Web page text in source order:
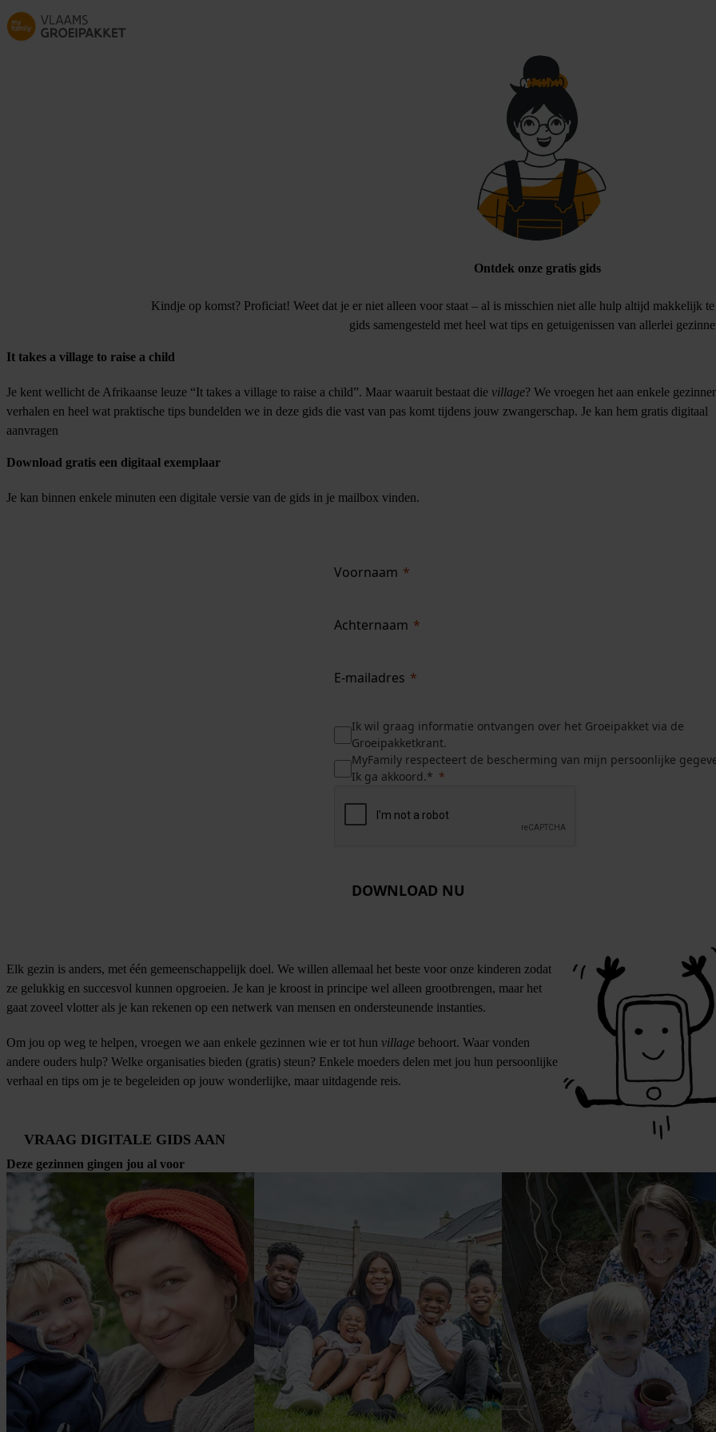
Skip to main content
Ontdek onze gratis gids
Kindje op komst? Proficiat! Weet dat je er niet alleen voor staat – al is misschien niet alle hulp altijd makkelijk
gids samengesteld met heel wat tips en getuigenissen van allerlei
It takes a village to raise a child
Je kent wellicht de Afrikaanse leuze “It takes a village to raise a child”. Maar waaruit bestaat die village? We vroegen het aan enkele
verhalen en heel wat praktische tips bundelden we in deze gids die vast van pas komt tijdens jouw zwangerschap. Je kan hem gratis digitaal
aanvragen
Download gratis een digitaal exemplaar
Je kan binnen enkele minuten een digitale versie van de gids in je mailbox vinden.
Voornaam
Achternaam
E-mailadres
Ik wil graag informatie ontvangen over het Groeipakket via de
Groeipakketkrant.
MyFamily respecteert de bescherming van mijn persoonlijke
Ik ga akkoord.*
DOWNLOAD NU
Elk gezin is anders, met één gemeenschappelijk doel. We willen allemaal het beste voor onze kinderen zodat
ze gelukkig en succesvol kunnen opgroeien. Je kan je kroost in principe wel alleen grootbrengen, maar het
gaat zoveel vlotter als je kan rekenen op een netwerk van mensen en ondersteunende instanties.
Om jou op weg te helpen, vroegen we aan enkele gezinnen wie er tot hun village behoort. Waar vonden
andere ouders hulp? Welke organisaties bieden (gratis) steun? Enkele moeders delen met jou hun persoonlijke
verhaal en tips om je te begeleiden op jouw wonderlijke, maar uitdagende reis.
VRAAG DIGITALE GIDS AAN
Deze gezinnen gingen jou al voor